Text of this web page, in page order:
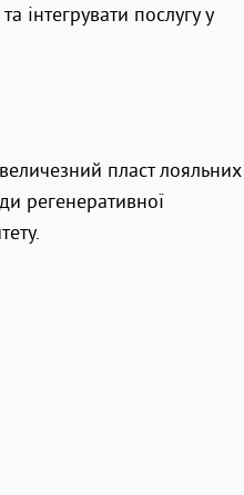
інтегрувати послугу у
пласт лояльних
регенеративної